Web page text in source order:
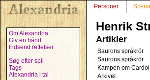
Om Alexandria
Giv en hånd
Indsend rettelser
Søg efter spil
Tags
Alexandria i tal
Personer
Henrik
Artikler
Saurons språkrör
Saurons språkrör
Kampen om
Arkivet